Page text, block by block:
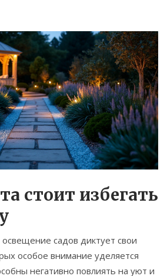
стоит избегать
садов диктует свои
особое внимание уделяется
негативно повлиять на уют и